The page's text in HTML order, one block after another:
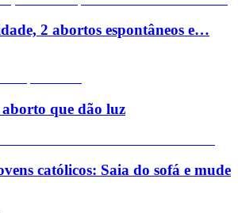
2 abortos espontâneos e…
que dão luz
católicos: Saia do sofá e mude